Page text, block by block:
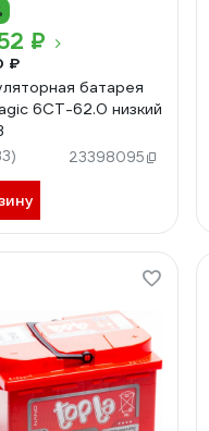
₽
₽
батарея
6СТ-62.0 низкий
23398095